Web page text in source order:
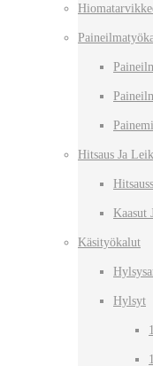
Hitsaus Ja
Kaasut
Käsityökalut
Hylsyt